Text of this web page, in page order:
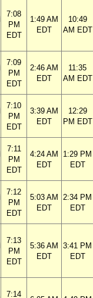
7:08
PM
EDT
1:49 AM
EDT
10:49
AM EDT
7:09
PM
EDT
2:46 AM
EDT
11:35
AM EDT
7:10
PM
EDT
3:39 AM
EDT
12:29
PM EDT
7:11
PM
EDT
4:24 AM
EDT
1:29 PM
EDT
7:12
PM
EDT
5:03 AM
EDT
2:34 PM
EDT
7:13
PM
EDT
5:36 AM
EDT
3:41 PM
EDT
7:14